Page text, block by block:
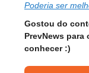
Poderia ser
Gostou do
PrevNews
conhecer :)